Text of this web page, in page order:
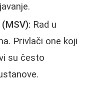
Rad u
Privlači one koji
su često